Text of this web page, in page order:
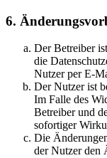
6.
Der Betreiber
die
Nutzer per E-
Der Nutzer ist
Im Falle des
Betreiber und
sofortiger
Die
der Nutzer den